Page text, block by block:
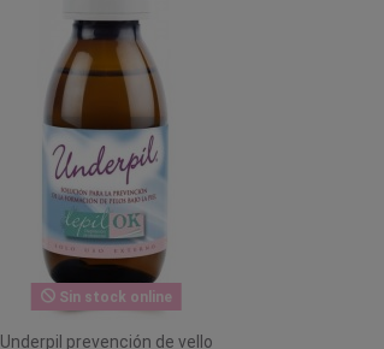
Sin stock online
Underpil prevención de vello